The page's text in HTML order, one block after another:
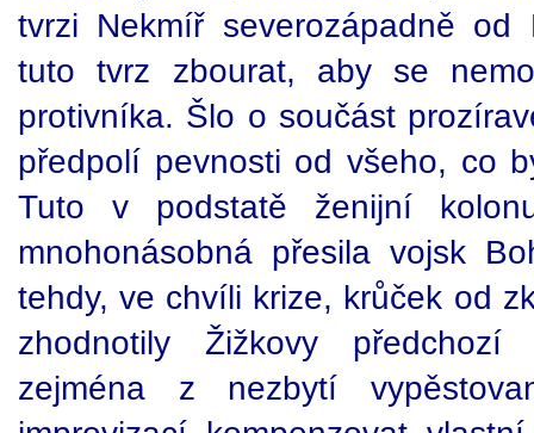
tvrzi Nekmíř severozápadně
tuto tvrz zbourat, aby se
protivníka. Šlo o součást
předpolí pevnosti od všeho, co
Tuto v podstatě ženijní
mnohonásobná přesila vojsk
tehdy, ve chvíli krize, krůček od
zhodnotily Žižkovy
zejména z nezbytí